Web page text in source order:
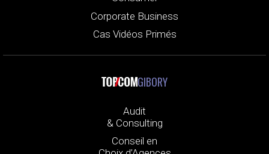
Corporate Business
Cas Vidéos Primés
GIBORY
Audit
& Consulting
Conseil en